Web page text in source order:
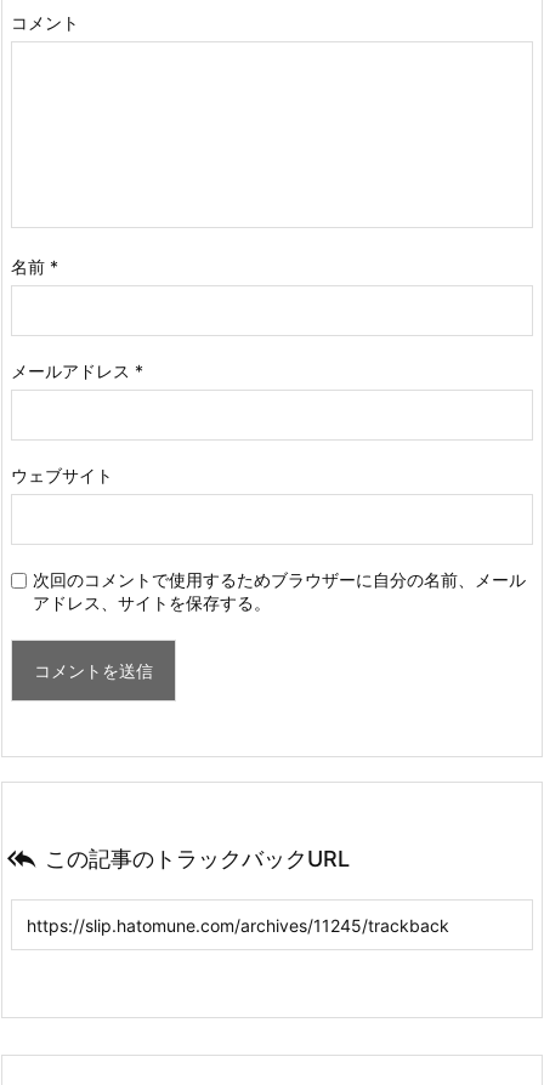
コメント
名前 *
メールアドレス *
ウェブサイト
次回のコメントで使用するためブラウザーに自分の名前、メール
アドレス、サイトを保存する。
 この記事のトラックバックURL